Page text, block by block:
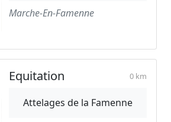
Marche-En-Famenne
Equitation 0 km
Attelages de la Famenne